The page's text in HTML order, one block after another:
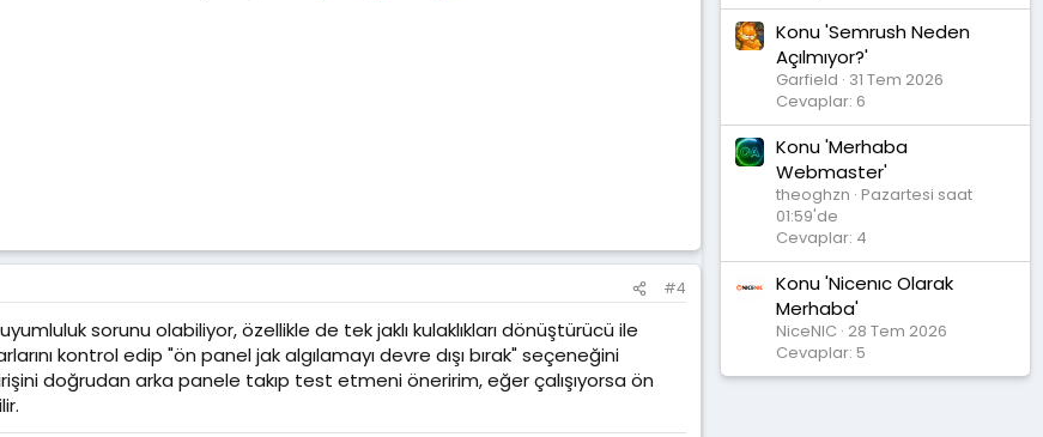
#4
sorunu olabiliyor, özellikle de tek jaklı kulaklıkları dönüştürücü ile
kontrol edip "ön panel jak algılamayı devre dışı bırak" seçeneğini
doğrudan arka panele takıp test etmeni öneririm, eğer çalışıyorsa ön
Konu 'Semrush Neden
Açılmıyor?'
Garfield 31 Tem 2026
Cevaplar: 6
Konu 'Merhaba
Webmaster'
theoghzn Pazartesi saat
01:59'de
Cevaplar: 4
Konu 'Nicenıc Olarak
Merhaba'
NiceNIC 28 Tem 2026
Cevaplar: 5